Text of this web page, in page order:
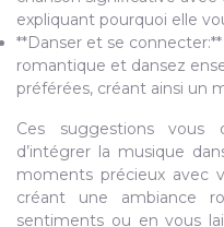
expliquant pourquoi elle
**Danser et se
romantique et dansez
préférées, créant ainsi un
Ces suggestions vous
d’intégrer la musique
moments précieux avec
créant une ambiance
sentiments ou en vous